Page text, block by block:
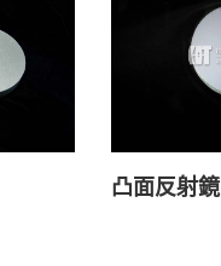
凸面反射鏡